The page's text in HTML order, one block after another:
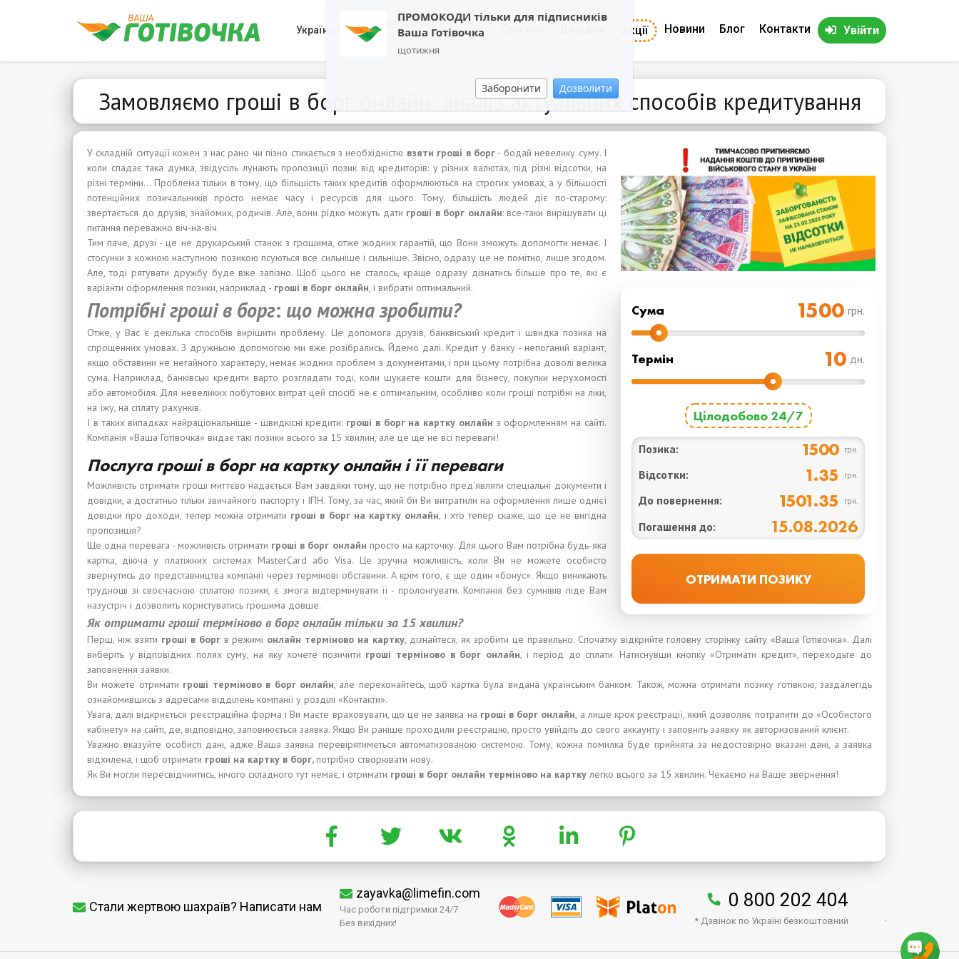
ПРОМОКОДИ тільки для підписників
Ваша Готівочка
щотижня
Заборонити Дозволити
Українська 0800 202 404
Зворотній дзвінок
Акції Новини Блог Контакти Увійти
Замовляємо гроші в борг онлайн: аналіз актуальних способів кредитування
Cума грн.
Термін дн.
Цілодобово 24/7
Позика: 1500 грн.
Відсотки: 1.35 грн.
До повернення: 1501.35 грн.
Погашення до: 15.08.2026
У складній ситуації кожен з нас рано чи пізно стикається з необхідністю взяти гроші в борг - бодай невелику суму. І
коли спадає така думка, звідусіль лунають пропозиції позик від кредиторів: у різних валютах, під різні відсотки, на
різні терміни... Проблема тільки в тому, що більшість таких кредитів оформлюються на строгих умовах, а у більшості
потенційних позичальників просто немає часу і ресурсів для цього. Тому, більшість людей діє по-старому:
звертається до друзів, знайомих, родичів. Але, вони рідко можуть дати гроші в борг онлайн: все-таки вирішувати ці
питання переважно віч-на-віч.
Тим паче, друзі - це не друкарський станок з грошима, отже жодних гарантій, що Вони зможуть допомогти немає. І
стосунки з кожною наступною позикою псуються все сильніше і сильніше. Звісно, одразу це не помітно, лише згодом.
Але, тоді рятувати дружбу буде вже запізно. Щоб цього не сталось, краще одразу дізнатись більше про те, які є
варіанти оформлення позики, наприклад - гроші в борг онлайн, і вибрати оптимальний.
Потрібні гроші в борг: що можназробити?
Отже, у Вас є декілька способів вирішити проблему. Це допомога друзів, банквіський кредит і швидка позика на
спрощенних умовах. З дружньою допомогою ми вже розібрались. Йдемо далі. Кредит у банку - непоганий варіант,
якщо обставини не негайного характеру, немає жодних проблем з документами, і при цьому потрібна доволі велика
сума. Наприклад, банківські кредити варто розглядати тоді, коли шукаєте кошти для бізнесу, покупки нерухомості
або автомобіля. Для невеликих побутових витрат цей спосіб не є оптимальним, особливо коли гроші потрібні на ліки,
на їжу, на сплату рахунків.
І в таких випадках найраціональніше - швидкісні кредити: гроші в борг на картку онлайн з оформленням на сайті.
Компанія «Ваша Готівочка» видає такі позики всього за 15 хвилин, але це ще не всі переваги!
Послуга гроші в борг на картку онлайн і її переваги
Можливість отримати гроші миттєво надається Вам завдяки тому, що не потрібно пред'являти спеціальні документи і
довідки, а достатньо тільки звичайного паспорту і ІПН. Тому, за час, який би Ви витратили на оформлення лише однієї
довідки про доходи, тепер можна отримати гроші в борг на картку онлайн, і хто тепер скаже, що це не вигідна
пропозиція?
Ще одна перевага - можливість отримати гроші в борг онлайн просто на карточку. Для цього Вам потрібна будь-яка
картка, діюча у платіжних системах MasterCard або Visa. Це зручна можливість, коли Ви не можете особисто
звернутись до представництва компанії через термінові обставини. А крім того, є ще один «бонус». Якщо виникають
труднощі зі своєчасною сплатою позики, є змога відтермінувати її - пролонгувати. Компанія без сумнівів піде Вам
назустріч і дозволить користуватись грошима довше.
Як отримати гроші терміново вборг онлайн тільки за 15хвилин?
Перш, ніж взяти гроші в боргв режимі онлайн терміново на картку, дізнайтеся, як зробити це правильно. Спочатку відкрийте головну сторінку сайту «Ваша Готівочка». Далі
виберіть у відповідних полях суму, на яку хочете позичити гроші терміново в борг онлайн, і період до сплати. Натиснувши кнопку «Отримати кредит», переходьте до
заповнення заявки.
Ви можете отримати гроші терміновов боргонлайн, але переконайтесь, щоб картка була видана українським банком. Також, можна отримати позику готівкою, заздалегідь
ознайомившись з адресами відділень компанії у розділі «Контакти».
Увага, далі відкриється реєстраційна форма і Ви маєте враховувати, що це не заявка на гроші в борг онлайн, а лише крок реєстрації, який дозволяє потрапити до «Особистого
кабінету» на сайті, де, відповідно, заповнюється заявка. Якщо Ви раніше проходили реєстрацію, просто увійдіть до свого аккаунту і заповніть заявку як авторизований клієнт.
Уважно вказуйте особисті дані, адже Ваша заявка перевірятиметься автоматизованою системою. Тому, кожна помилка буде прийнята за недостовірно вказані дані, а заявка
відхилена, і щоб отримати гроші на картку в борг, потрібно створювати нову.
Як Ви могли пересвідчиитись, нічого складного тут немає, і отримати гроші в борг онлайн терміново на картку легко всього за 15 хвилин. Чекаємо на Ваше звернення!
Стали жертвою шахраїв? Написати нам
zayavka@limefin.com
Час роботи підтримки 24/7
Без вихідних!
0 800 202 404
* Дзвінок по Україні безкоштовний .
↑